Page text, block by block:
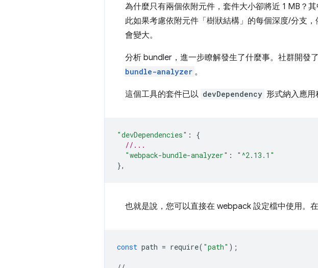
為什麼只有兩個依附元件，套件大小卻將近 1 MB？
此如果考慮依附元件「樹狀結構」的每個深度/分支
會變大。
分析 bundler，進一步瞭解發生了什麼事。社群開發
bundle-analyzer 。
這個工具的套件已以 devDependency 形式納入應用
"devDependencies" :
{
//...
"webpack-bundle-analyzer" :
"^2.13.1"
},
也就是說，您可以直接在 webpack 設定檔中使用。在
const path = require( "path" );